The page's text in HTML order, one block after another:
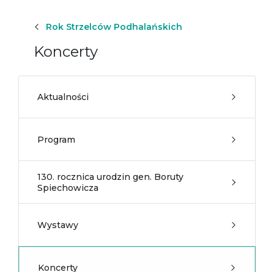
Rok Strzelców Podhalańskich
Koncerty
Aktualności
Program
130. rocznica urodzin gen. Boruty
Spiechowicza
Wystawy
Koncerty